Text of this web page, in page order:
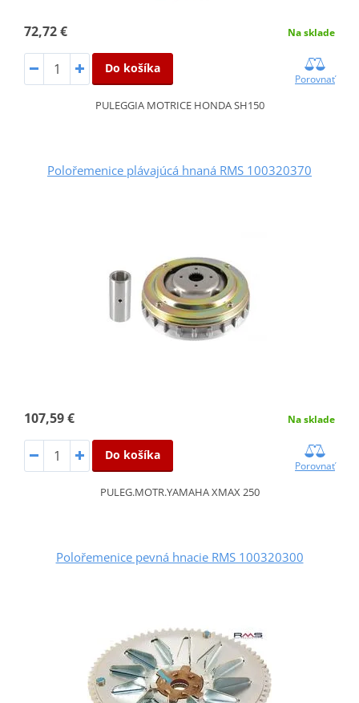
72,72 € Na sklade
Do košíka
Porovnať
PULEGGIA MOTRICE HONDA SH150
Polořemenice plávajúcá hnaná RMS 100320370
107,59 € Na sklade
Do košíka
Porovnať
PULEG.MOTR.YAMAHA XMAX 250
Polořemenice pevná hnacie RMS 100320300